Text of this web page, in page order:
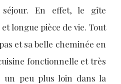
En effet, le gîte
longue pièce de vie. Tout
et sa belle cheminée en
fonctionnelle et très
un peu plus loin dans la